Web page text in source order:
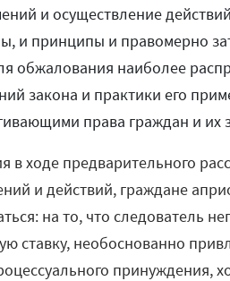
и осуществление
и принципы и правомерно
обжалования наиболее
закона и практики его
права граждан и их
в ходе предварительного
и действий, граждане
на то, что следователь
ставку, необоснованно
принуждения,